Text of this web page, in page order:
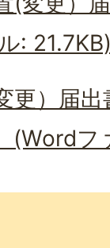
:
更）届
(Word